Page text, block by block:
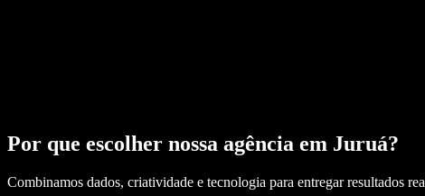
Por que escolher nossa agência em Juruá?
Combinamos dados, criatividade e tecnologia para entregar resultados